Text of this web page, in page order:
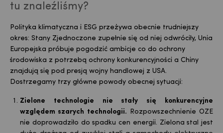
tu znaleźliśmy?
Polityka klimatyczna i ESG przeżywa obecnie trudniejszy
okres: Stany Zjednoczone zupełnie się od niej odwróciły, Unia
Europejska próbuje pogodzić ambicje co do ochrony
środowiska z potrzebą ochrony konkurencyjności a Chiny
znajdują się pod presją wojny handlowej z USA.
Dostrzegamy trzy główne powody obecnej sytuacji:
Zielone technologie nie stały się konkurencyjne
względem szarych technologii. Rozpowszechnienie OZE
nie doprowadziło do spadku cen energii. Zielona stal jest